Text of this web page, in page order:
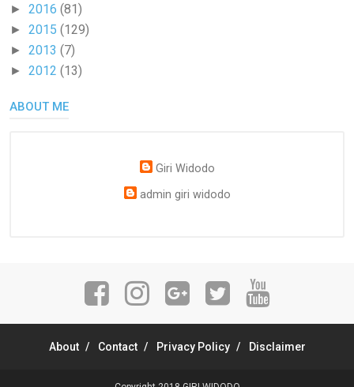
► 2016 (81)
► 2015 (129)
► 2013 (7)
► 2012 (13)
ABOUT ME
Giri Widodo
admin giri widodo
About Contact Privacy Policy Disclaimer